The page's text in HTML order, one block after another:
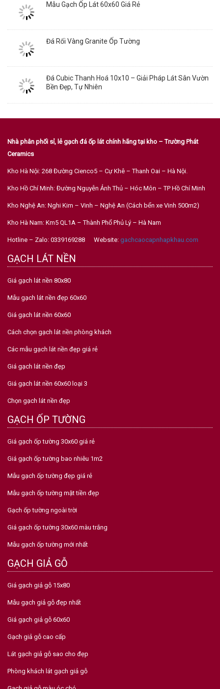
Mẫu Gạch Ốp Lát 60x60 Giá Rẻ
Đá Rối Vàng Granite Ốp Tường
Đá Cubic Thanh Hoá 10x10 – Giải Pháp Lát Sân Vườn
Bền Đẹp, Tự Nhiên
Nhà phân phối sỉ, lẻ gạch đá ốp lát chính hãng tại kho – Trường Phát
Ceramics
Kho Hà Nội: 268 Đường Cienco5 – Cự Khê – Thanh Oai – Hà Nội.
Kho Hồ Chí Minh: Đường Nguyễn Ảnh Thủ – Hóc Môn – TP Hồ Chí Minh
Kho Nghệ An: Nghi Kim – Vinh – Nghệ An (Cách bến xe Vinh 500m2)
Kho Hà Nam: Km5 QL1A – Thành Phố Phủ Lý – Hà Nam
Hotline – Zalo: 0339169288 Website: gachcaocapnhapkhau.com
GẠCH LÁT NỀN
Giá gạch lát nền 80x80
Mẫu gạch lát nền đẹp 60x60
Giá gạch lát nền 60x60
Cách chọn gạch lát nền phòng khách
Các mẫu gạch lát nền đẹp giá rẻ
Giá gạch lát nền đẹp
Giá gạch lát nền 60x60 loại 3
Chọn gạch lát nền đẹp
GẠCH ỐP TƯỜNG
Giá gạch ốp tường 30x60 giá rẻ
Giá gạch ốp tường bao nhiêu 1m2
Mẫu gạch ốp tường đẹp giá rẻ
Mẫu gạch ốp tường mặt tiền đẹp
Gạch ốp tường ngoài trời
Giá gạch ốp tường 30x60 màu trắng
Mẫu gạch ốp tường mới nhất
GẠCH GIẢ GỖ
Giá gạch giả gỗ 15x80
Mẫu gạch giả gỗ đẹp nhất
Giá gạch giả gỗ 60x60
Gạch giả gỗ cao cấp
Lát gạch giả gỗ sao cho đẹp
Phòng khách lát gạch giả gỗ